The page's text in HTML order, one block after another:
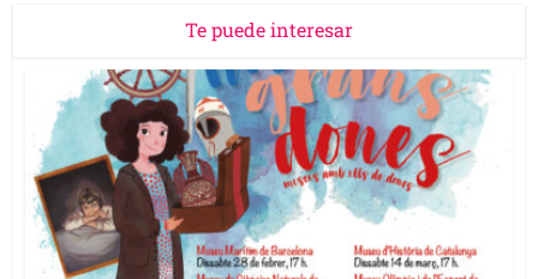
Te puede interesar